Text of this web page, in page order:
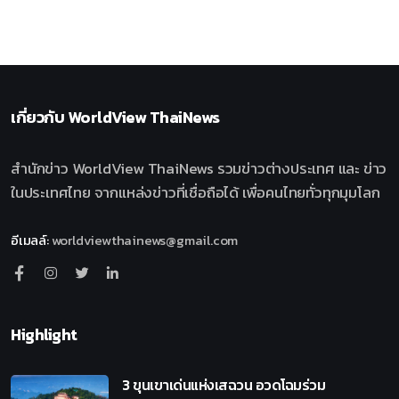
เกี่ยวกับWorldView ThaiNews
สำนักข่าว WorldView ThaiNews รวมข่าวต่างประเทศ และ ข่าว
ในประเทศไทย จากแหล่งข่าวที่เชื่อถือได้ เพื่อคนไทยทั่วทุกมุมโลก
อีเมลล์:worldviewthainews@gmail.com
Highlight
3 ขุนเขาเด่นแห่งเสฉวน อวดโฉมร่วม